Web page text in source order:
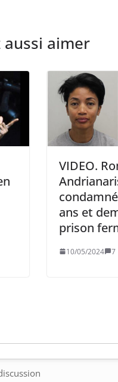
aimer
VIDEO.
ans et
prison
10/05/2024 7